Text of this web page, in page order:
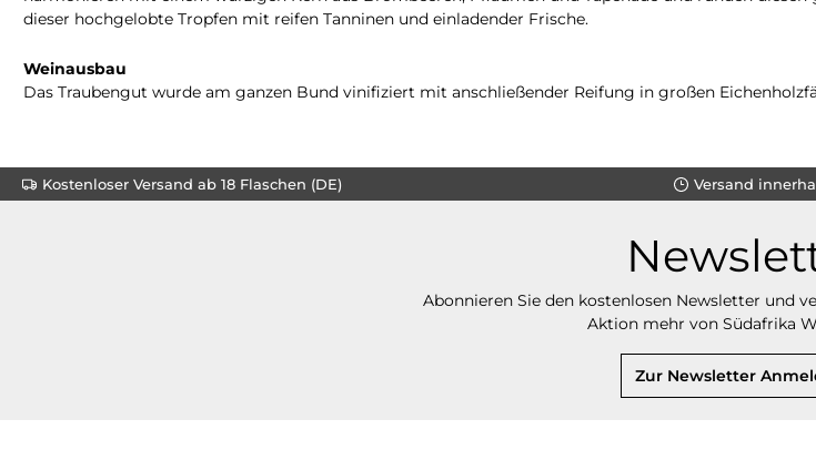
dieser hochgelobte Tropfen mit reifen Tanninen und einladender Frische.
Weinausbau
Das Traubengut wurde am ganzen Bund vinifiziert mit anschließender Reifung in großen
Kostenloser Versand ab 18 Flaschen (DE) Versand
Abonnieren Sie den kostenlosen Newsletter und
Aktion mehr von Südafrika
Zur Newsletter